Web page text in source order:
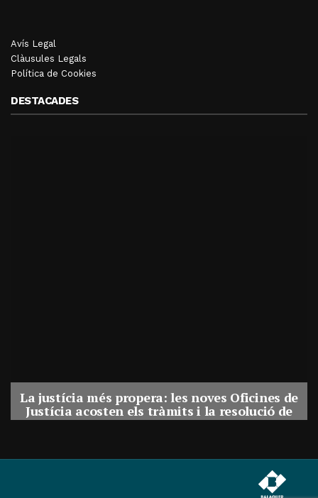
Avís Legal
Clàusules Legals
Política de Cookies
DESTACADES
La justícia més propera: les noves Oficines de
Justícia acosten els tràmits i la resolució de
conflictes als municipis de Catalunya